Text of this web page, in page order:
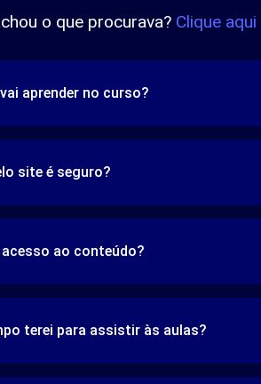
o que procurava? Clique aqui
aprender no curso?
site é seguro?
ao conteúdo?
terei para assistir às aulas?